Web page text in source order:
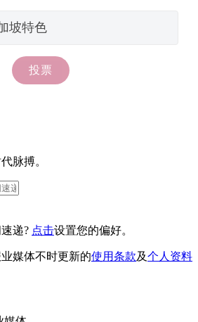
脉搏。
递? 点击设置您的偏好。
媒体不时更新的使用条款及个人资料